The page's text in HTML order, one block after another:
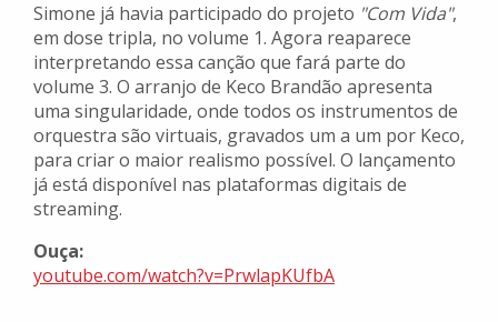
Simone já havia participado do projeto "Com Vida",
em dose tripla, no volume 1. Agora reaparece
interpretando essa canção que fará parte do
volume 3. O arranjo de Keco Brandão apresenta
uma singularidade, onde todos os instrumentos de
orquestra são virtuais, gravados um a um por Keco,
para criar o maior realismo possível. O lançamento
já está disponível nas plataformas digitais de
streaming.
Ouça:
youtube.com/watch?v=PrwlapKUfbA